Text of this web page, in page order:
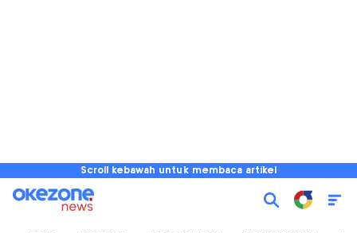
Scroll kebawah untuk membaca artikel